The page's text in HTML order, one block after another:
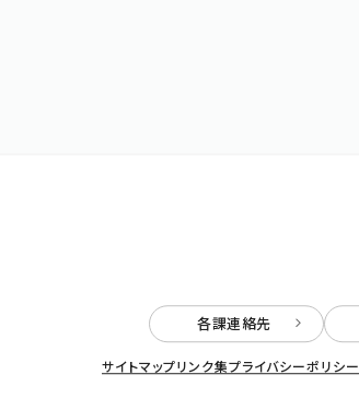
各課連絡先
サイトマップリンク集プライバシーポリシー